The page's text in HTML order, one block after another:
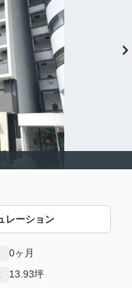
レーション
0ヶ月
13.93坪